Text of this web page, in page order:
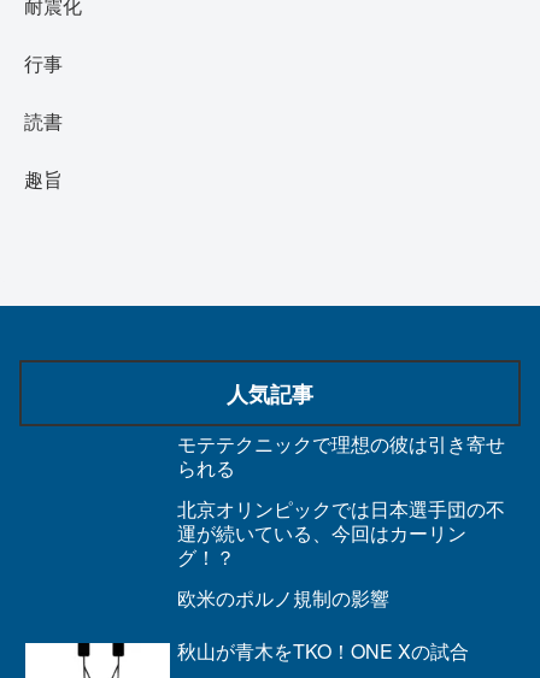
耐震化
行事
読書
趣旨
人気記事
モテテクニックで理想の彼は引き寄せ
られる
北京オリンピックでは日本選手団の不
運が続いている、今回はカーリン
グ！？
欧米のポルノ規制の影響
秋山が青木をTKO！ONE Xの試合